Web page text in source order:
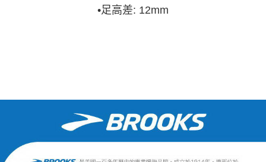
•足高差: 12mm